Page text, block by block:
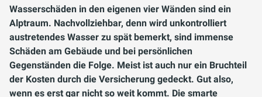
Wasserschäden in den eigenen vier Wänden sind ein
Alptraum. Nachvollziehbar, denn wird unkontrolliert
austretendes Wasser zu spät bemerkt, sind immense
Schäden am Gebäude und bei persönlichen
Gegenständen die Folge. Meist ist auch nur ein Bruchteil
der Kosten durch die Versicherung gedeckt. Gut also,
wenn es erst gar nicht so weit kommt. Die smarte